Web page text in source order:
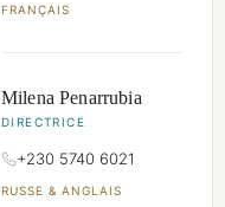
FRANÇAIS
Milena Penarrubia
DIRECTRICE
+230 5740 6021
RUSSE & ANGLAIS